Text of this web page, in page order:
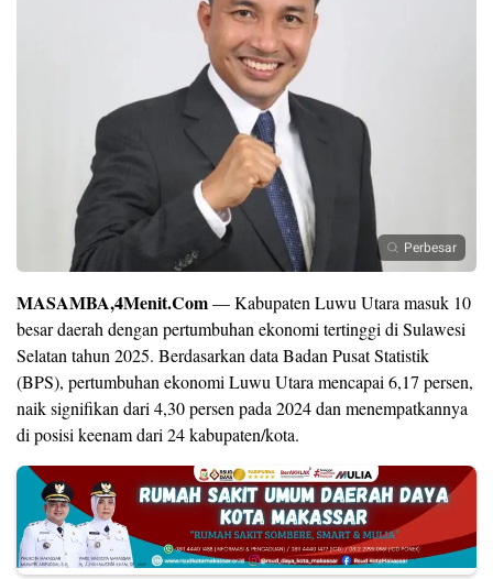
Perbesar
MASAMBA,4Menit.Com— Kabupaten Luwu Utara masuk 10
besar daerah dengan pertumbuhan ekonomi tertinggi di Sulawesi
Selatan tahun 2025. Berdasarkan data Badan Pusat Statistik
(BPS), pertumbuhan ekonomi Luwu Utara mencapai 6,17 persen,
naik signifikan dari 4,30 persen pada 2024 dan menempatkannya
di posisi keenam dari 24 kabupaten/kota.